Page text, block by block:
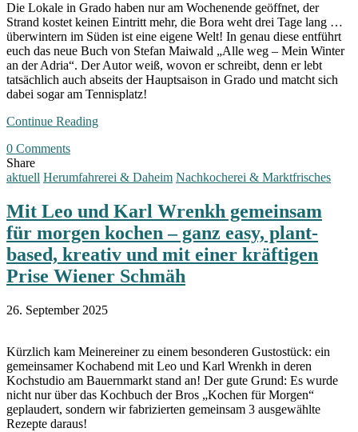
Die Lokale in Grado haben nur am Wochenende geöffnet, der
Strand kostet keinen Eintritt mehr, die Bora weht drei Tage lang …
überwintern im Süden ist eine eigene Welt! In genau diese entführt
euch das neue Buch von Stefan Maiwald „Alle weg – Mein Winter
an der Adria“. Der Autor weiß, wovon er schreibt, denn er lebt
tatsächlich auch abseits der Hauptsaison in Grado und matcht sich
dabei sogar am Tennisplatz!
Continue Reading
0 Comments
Share
aktuell Herumfahrerei & Daheim Nachkocherei & Marktfrisches
Mit Leo und Karl Wrenkh gemeinsam
für morgen kochen – ganz easy, plant-
based, kreativ und mit einer kräftigen
Prise Wiener Schmäh
26. September 2025
Kürzlich kam Meinereiner zu einem besonderen Gustostück: ein
gemeinsamer Kochabend mit Leo und Karl Wrenkh in deren
Kochstudio am Bauernmarkt stand an! Der gute Grund: Es wurde
nicht nur über das Kochbuch der Bros „Kochen für Morgen“
geplaudert, sondern wir fabrizierten gemeinsam 3 ausgewählte
Rezepte daraus!